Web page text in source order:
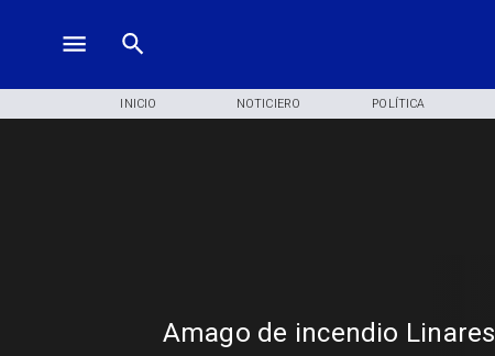
INICIO NOTICIERO POLÍTICA
Amago de incendio Linares